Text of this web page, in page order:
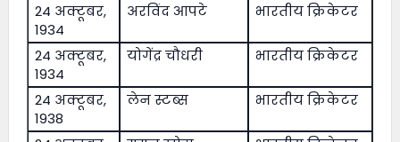
24 अक्टूबर,
1934
अरविंद आपटे भारतीय क्रिकेटर
24 अक्टूबर,
1934
योगेंद्र चौधरी भारतीय क्रिकेटर
24 अक्टूबर,
1938
लेन स्टब्स भारतीय क्रिकेटर